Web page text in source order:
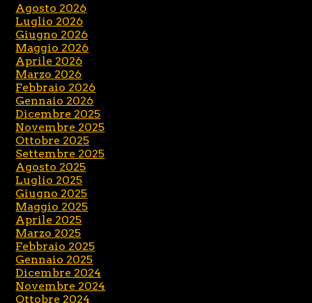
Agosto 2026
Luglio 2026
Giugno 2026
Maggio 2026
Aprile 2026
Marzo 2026
Febbraio 2026
Gennaio 2026
Dicembre 2025
Novembre 2025
Ottobre 2025
Settembre 2025
Agosto 2025
Luglio 2025
Giugno 2025
Maggio 2025
Aprile 2025
Marzo 2025
Febbraio 2025
Gennaio 2025
Dicembre 2024
Novembre 2024
Ottobre 2024